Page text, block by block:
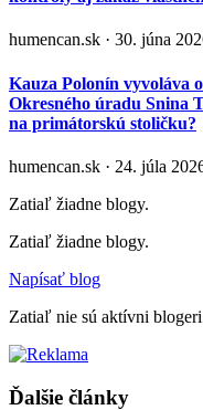
humencan.sk · 30. júna
Kauza Polonín vyvoláva
Okresného úradu Snina
na primátorskú stoličku?
humencan.sk · 24. júla
Zatiaľ žiadne blogy.
Zatiaľ žiadne blogy.
Napísať blog
Zatiaľ nie sú aktívni
Ďalšie články